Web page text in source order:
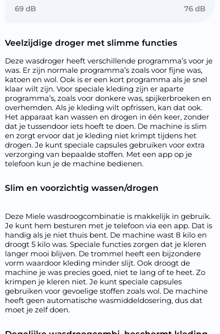
69 dB 76 dB
Veelzijdige droger met slimme functies
Deze wasdroger heeft verschillende programma’s voor je
was. Er zijn normale programma’s zoals voor fijne was,
katoen en wol. Ook is er een kort programma als je snel
klaar wilt zijn. Voor speciale kleding zijn er aparte
programma’s, zoals voor donkere was, spijkerbroeken en
overhemden. Als je kleding wilt opfrissen, kan dat ook.
Het apparaat kan wassen en drogen in één keer, zonder
dat je tussendoor iets hoeft te doen. De machine is slim
en zorgt ervoor dat je kleding niet krimpt tijdens het
drogen. Je kunt speciale capsules gebruiken voor extra
verzorging van bepaalde stoffen. Met een app op je
telefoon kun je de machine bedienen.
Slim en voorzichtig wassen/drogen
Deze Miele wasdroogcombinatie is makkelijk in gebruik.
Je kunt hem besturen met je telefoon via een app. Dat is
handig als je niet thuis bent. De machine wast 8 kilo en
droogt 5 kilo was. Speciale functies zorgen dat je kleren
langer mooi blijven. De trommel heeft een bijzondere
vorm waardoor kleding minder slijt. Ook droogt de
machine je was precies goed, niet te lang of te heet. Zo
krimpen je kleren niet. Je kunt speciale capsules
gebruiken voor gevoelige stoffen zoals wol. De machine
heeft geen automatische wasmiddeldosering, dus dat
moet je zelf doen.